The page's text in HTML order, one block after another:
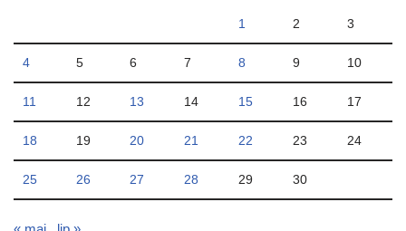
1 2 3
4 5 6 7 8 9 10
11 12 13 14 15 16 17
18 19 20 21 22 23 24
25 26 27 28 29 30